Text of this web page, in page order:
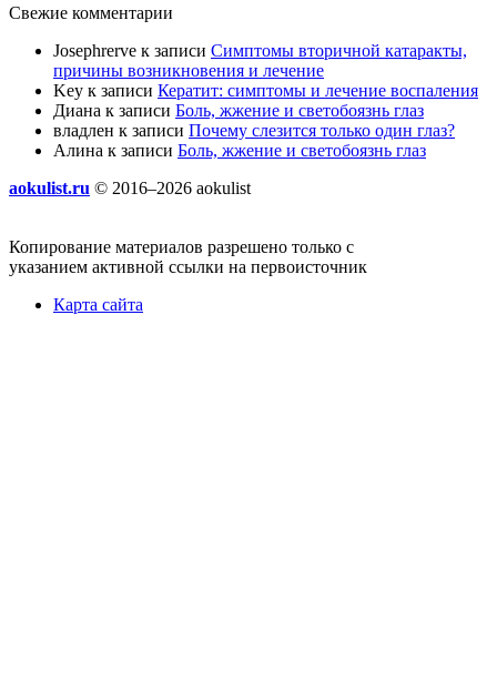
Свежие комментарии
Josephrerve к записи Симптомы вторичной катаракты,
причины возникновения и лечение
Key к записи Кератит: симптомы и лечение воспаления
Диана к записи Боль, жжение и светобоязнь глаз
владлен к записи Почему слезится только один глаз?
Алина к записи Боль, жжение и светобоязнь глаз
aokulist.ru © 2016–2026 aokulist
Копирование материалов разрешено только с
указанием активной ссылки на первоисточник
Карта сайта